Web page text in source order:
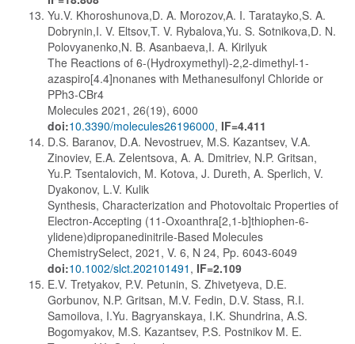
Yu.V. Khoroshunova,D. A. Morozov,A. I. Taratayko,S. A.
Dobrynin,I. V. Eltsov,T. V. Rybalova,Yu. S. Sotnikova,D. N.
Polovyanenko,N. B. Asanbaeva,I. A. Kirilyuk
The Reactions of 6-(Hydroxymethyl)-2,2-dimethyl-1-
azaspiro[4.4]nonanes with Methanesulfonyl Chloride or
PPh3-CBr4
Molecules 2021, 26(19), 6000
doi:10.3390/molecules26196000, IF=4.411
D.S. Baranov, D.A. Nevostruev, M.S. Kazantsev, V.A.
Zinoviev, E.A. Zelentsova, A. A. Dmitriev, N.P. Gritsan,
Yu.P. Tsentalovich, M. Kotova, J. Dureth, A. Sperlich, V.
Dyakonov, L.V. Kulik
Synthesis, Characterization and Photovoltaic Properties of
Electron-Accepting (11-Oxoanthra[2,1-b]thiophen-6-
ylidene)dipropanedinitrile-Based Molecules
ChemistrySelect, 2021, V. 6, N 24, Pp. 6043-6049
doi:10.1002/slct.202101491 , IF=2.109
E.V. Tretyakov, P.V. Petunin, S. Zhivetyeva, D.E.
Gorbunov, N.P. Gritsan, M.V. Fedin, D.V. Stass, R.I.
Samoilova, I.Yu. Bagryanskaya, I.K. Shundrina, A.S.
Bogomyakov, M.S. Kazantsev, P.S. Postnikov M. E.